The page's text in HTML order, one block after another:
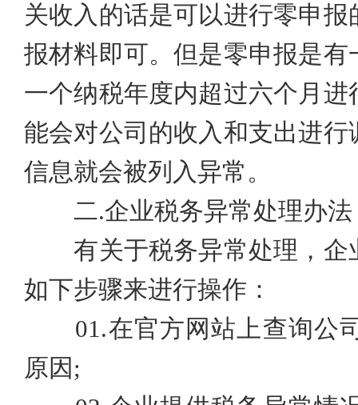
关收入的话是可以进行零申
报材料即可。但是零申报是
一个纳税年度内超过六个月
能会对公司的收入和支出进
信息就会被列入异常。
二.企业税务异常处理办法
有关于税务异常处理，企
如下步骤来进行操作：
01.在官方网站上查询公
原因 ;